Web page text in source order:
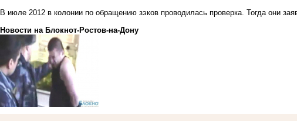
В июле 2012 в колонии по обращению зэков проводилась проверка. Тогда они
Новости на Блoкнoт-Ростов-на-Дону